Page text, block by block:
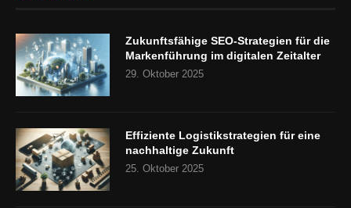
Zukunftsfähige SEO-Strategien für die
Markenführung im digitalen Zeitalter
29. Oktober 2025
Effiziente Logistikstrategien für eine
nachhaltige Zukunft
25. Oktober 2025